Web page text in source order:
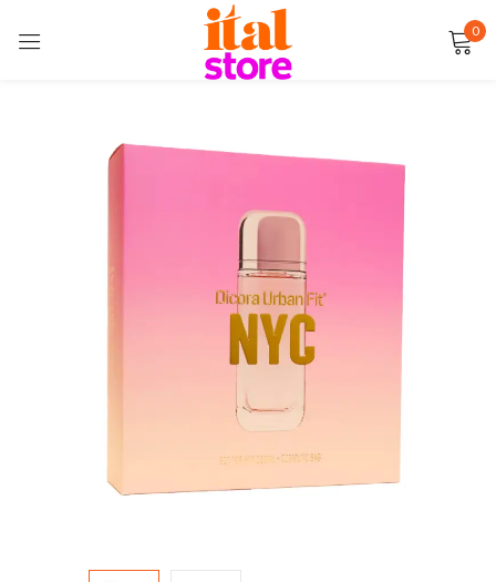
0
Sign in
Lost password?
LOG IN
CREATE AN ACCOUNT